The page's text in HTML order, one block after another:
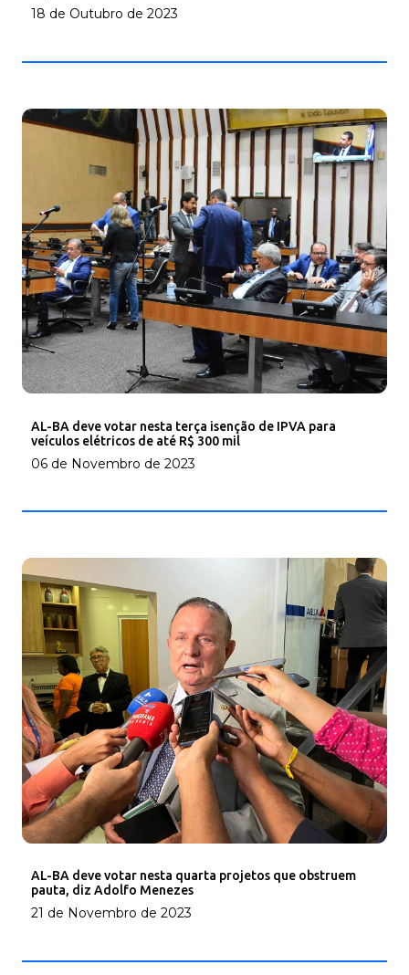
18 de Outubro de 2023
AL-BA deve votar nesta terça isenção de IPVA para
veículos elétricos de até R$ 300 mil
06 de Novembro de 2023
AL-BA deve votar nesta quarta projetos que obstruem
pauta, diz Adolfo Menezes
21 de Novembro de 2023